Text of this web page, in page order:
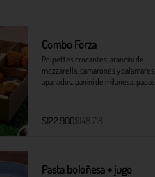
Combo Forza
Polpettes crocantes, arancini de
mozzarella, camarones y calamares
apanados, panini de milanesa, papas
$122.900$148.718
Pasta boloñesa + jugo